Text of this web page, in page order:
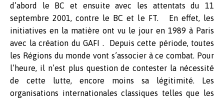
d’abord le BC et ensuite avec les attentats du 11
septembre 2001, contre le BC et le FT. En effet, les
initiatives en la matière ont vu le jour en 1989 à Paris
avec la création du GAFI . Depuis cette période, toutes
les Régions du monde vont s’associer à ce combat. Pour
l’heure, il n’est plus question de contester la nécessité
de cette lutte, encore moins sa légitimité. Les
organisations internationales classiques telles que les